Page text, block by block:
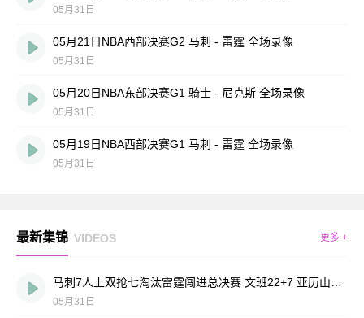
05月31日
05月21日NBA西部决赛G2 马刺 - 雷霆 全场录像
05月31日
05月20日NBA东部决赛G1 骑士 - 尼克斯 全场录像
05月31日
05月19日NBA西部决赛G1 马刺 - 雷霆 全场录像
05月31日
最新集锦 VIDEOS 更多 +
05月31日